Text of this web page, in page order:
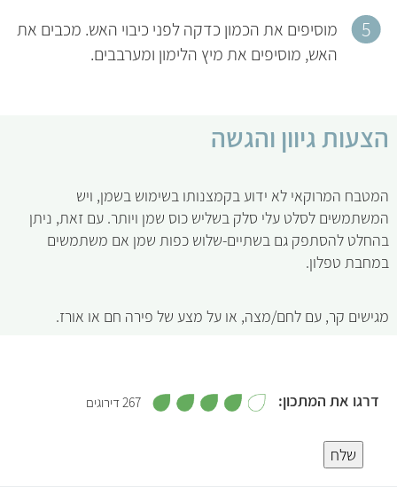
מוסיפים את הכמון כדקה לפני כיבוי האש. מכבים את
האש, מוסיפים את מיץ הלימון ומערבבים.
הצעות גיוון והגשה
המטבח המרוקאי לא ידוע בקמצנותו בשימוש בשמן, ויש
המשתמשים לסלט עלי סלק בשליש כוס שמן ויותר. עם זאת, ניתן
בהחלט להסתפק גם בשתיים-שלוש כפות שמן אם משתמשים
במחבת טפלון.
מגישים קר, עם לחם/מצה, או על מצע של פירה חם או אורז.
דרגו את המתכון:
267 דירוגים 3
שלח